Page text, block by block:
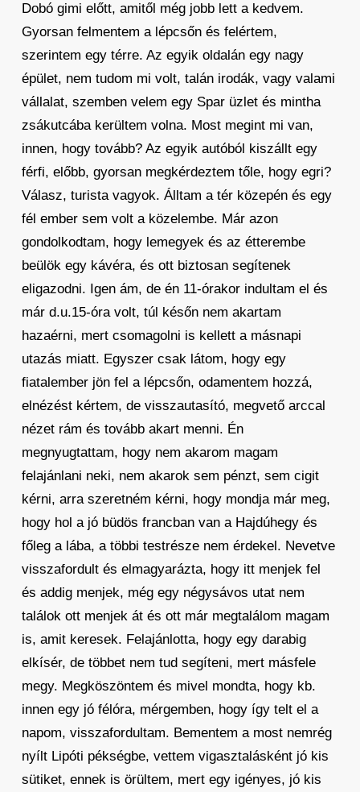
Dobó gimi előtt, amitől még jobb lett a kedvem.
Gyorsan felmentem a lépcsőn és felértem,
szerintem egy térre. Az egyik oldalán egy nagy
épület, nem tudom mi volt, talán irodák, vagy valami
vállalat, szemben velem egy Spar üzlet és mintha
zsákutcába kerültem volna. Most megint mi van,
innen, hogy tovább? Az egyik autóból kiszállt egy
férfi, előbb, gyorsan megkérdeztem tőle, hogy egri?
Válasz, turista vagyok. Álltam a tér közepén és egy
fél ember sem volt a közelembe. Már azon
gondolkodtam, hogy lemegyek és az étterembe
beülök egy kávéra, és ott biztosan segítenek
eligazodni. Igen ám, de én 11-órakor indultam el és
már d.u.15-óra volt, túl későn nem akartam
hazaérni, mert csomagolni is kellett a másnapi
utazás miatt. Egyszer csak látom, hogy egy
fiatalember jön fel a lépcsőn, odamentem hozzá,
elnézést kértem, de visszautasító, megvető arccal
nézet rám és tovább akart menni. Én
megnyugtattam, hogy nem akarom magam
felajánlani neki, nem akarok sem pénzt, sem cigit
kérni, arra szeretném kérni, hogy mondja már meg,
hogy hol a jó büdös francban van a Hajdúhegy és
főleg a lába, a többi testrésze nem érdekel. Nevetve
visszafordult és elmagyarázta, hogy itt menjek fel
és addig menjek, még egy négysávos utat nem
találok ott menjek át és ott már megtalálom magam
is, amit keresek. Felajánlotta, hogy egy darabig
elkísér, de többet nem tud segíteni, mert másfele
megy. Megköszöntem és mivel mondta, hogy kb.
innen egy jó félóra, mérgemben, hogy így telt el a
napom, visszafordultam. Bementem a most nemrég
nyílt Lipóti pékségbe, vettem vigasztalásként jó kis
sütiket, ennek is örültem, mert egy igényes, jó kis